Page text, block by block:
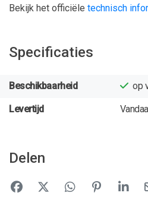
Bekijk het officiële technisch
Specificaties
Beschikbaarheid op
Levertijd
Delen